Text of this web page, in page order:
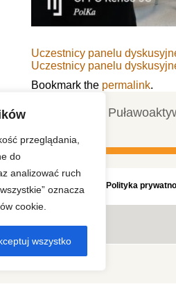
przeglądania,
do
analizować ruch
oznacza
cookie.
wszystko
Uczestnicy panelu
Uczestnicy panelu
Bookmark the permalink.
Redakcja serwisu Polityka